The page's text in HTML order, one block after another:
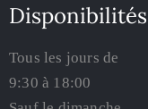
Disponibilités
Tous les jours de
9:30 à 18:00